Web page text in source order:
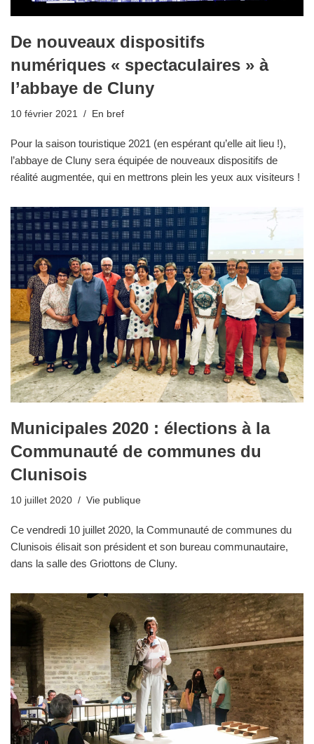
De nouveaux dispositifs
numériques « spectaculaires » à
l’abbaye de Cluny
10 février 2021 En bref
Pour la saison touristique 2021 (en espérant qu’elle ait lieu !),
l’abbaye de Cluny sera équipée de nouveaux dispositifs de
réalité augmentée, qui en mettrons plein les yeux aux visiteurs !
Municipales 2020 : élections à la
Communauté de communes du
Clunisois
10 juillet 2020 Vie publique
Ce vendredi 10 juillet 2020, la Communauté de communes du
Clunisois élisait son président et son bureau communautaire,
dans la salle des Griottons de Cluny.